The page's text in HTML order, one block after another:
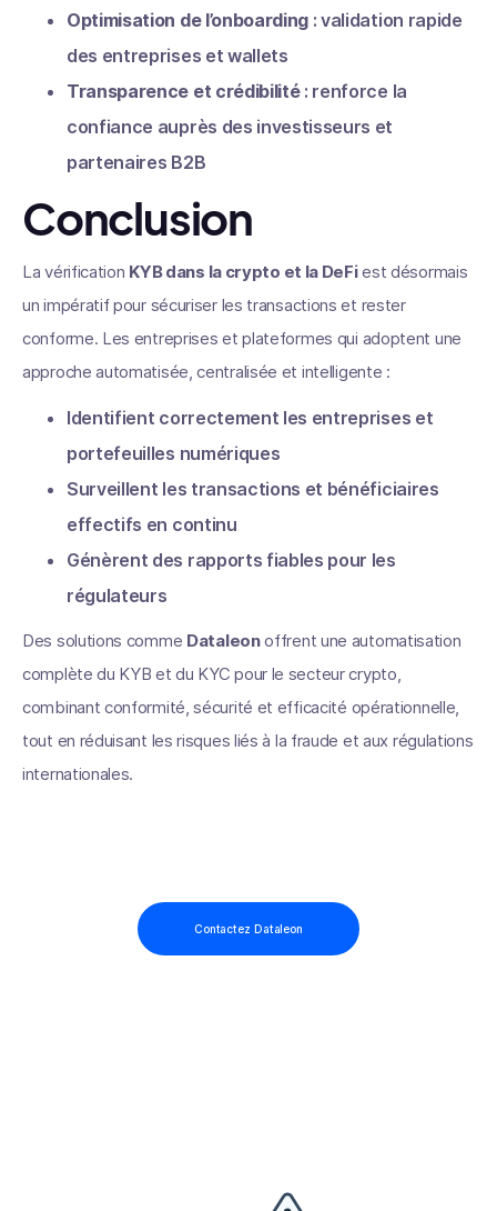
Optimisation de l’onboarding : validation rapide
des entreprises et wallets
Transparence et crédibilité: renforce la
confiance auprès des investisseurs et
partenaires B2B
Conclusion
La vérification KYB dans la crypto et la DeFiest désormais
un impératif pour sécuriser les transactions et rester
conforme. Les entreprises et plateformes qui adoptent une
approche automatisée, centralisée et intelligente :
Identifient correctement les entreprises et
portefeuilles numériques
Surveillent les transactions et bénéficiaires
effectifs en continu
Génèrent des rapports fiables pour les
régulateurs
Des solutions comme Dataleonoffrent une automatisation
complète du KYB et du KYC pour le secteur crypto,
combinant conformité, sécurité et efficacité opérationnelle,
tout en réduisant les risques liés à la fraude et aux régulations
internationales.
Contactez Dataleon